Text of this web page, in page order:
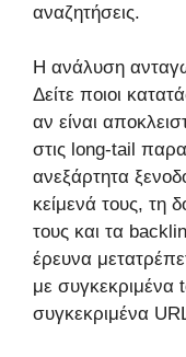
αναζητήσεις.
Η ανάλυση
Δείτε ποιοι
αν είναι
στις long-tail
ανεξάρτητα
κείμενά τους, τη
τους και τα
έρευνα
με συγκεκριμένα
συγκεκριμένα